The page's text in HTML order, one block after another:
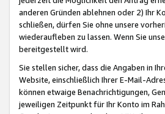
anderen Gründen ablehnen oder 2) Ihr
schließen, dürfen Sie ohne unsere
wiederaufleben zu lassen. Wenn Sie
bereitgestellt wird.
Sie stellen sicher, dass die Angaben in
Website, einschließlich Ihrer E-Mail-
können etwaige Benachrichtigungen,
jeweiligen Zeitpunkt für Ihr Konto im